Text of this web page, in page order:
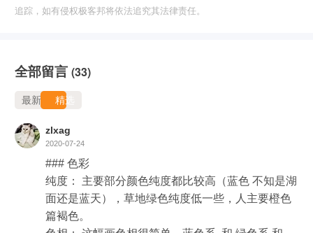
追踪，如有侵权极客邦将依法追究其法律责任。
全部留言 (33)
最新 精选
zlxag
2020-07-24
### 色彩
纯度： 主要部分颜色纯度都比较高（蓝色 不知是湖
面还是蓝天），草地绿色纯度低一些，人主要橙色
篇褐色。